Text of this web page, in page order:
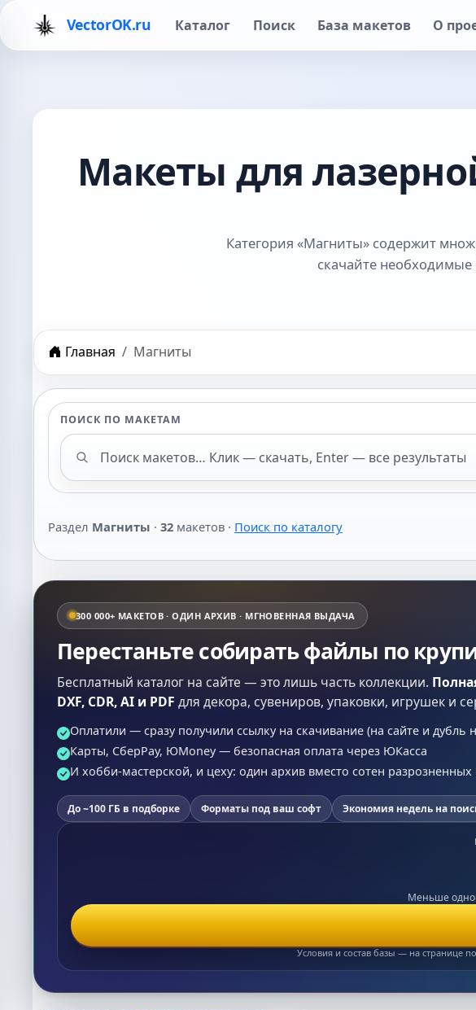
VectorOK.ru Каталог Поиск База макетов О
Макеты для
Категория «Магниты» содержит
скачайте необходимые
Главная Магниты
ПОИСК ПО МАКЕТАМ
Поиск макетов
Раздел Магниты · 32макетов · Поиск по каталогу
300 000+ МАКЕТОВ · ОДИН АРХИВ · МГНОВЕННАЯ ВЫДАЧА
Перестаньте собирать файлы по
Бесплатный каталог на сайте — это лишь часть коллекции.
DXF, CDR, AI и PDF для декора, сувениров, упаковки, игрушек и
Оплатили — сразу получили ссылку на скачивание (на сайте и дубль
Карты, СберPay, ЮMoney — безопасная оплата через ЮКасса
И хобби-мастерской, и цеху: один архив вместо сотен разрозненных
До ~100 ГБ в подборке Форматы под ваш софт Экономия недель на
Меньше
Условия и состав базы — на странице